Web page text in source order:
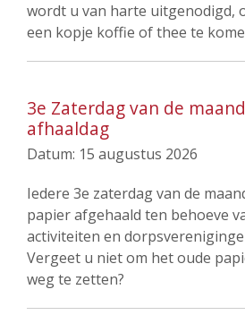
wordt u van harte uitgenodigd,
een kopje koffie of thee te
3e Zaterdag van de
afhaaldag
Datum: 15 augustus 2026
Iedere 3e zaterdag van de
papier afgehaald ten behoeve
activiteiten en
Vergeet u niet om het oude
weg te zetten?